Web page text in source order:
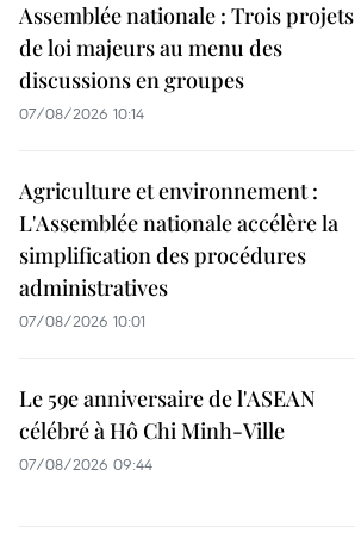
Assemblée nationale : Trois projets
de loi majeurs au menu des
discussions en groupes
07/08/2026 10:14
Agriculture et environnement :
L'Assemblée nationale accélère la
simplification des procédures
administratives
07/08/2026 10:01
Le 59e anniversaire de l'ASEAN
célébré à Hô Chi Minh-Ville
07/08/2026 09:44